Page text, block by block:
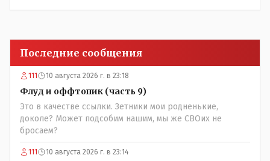
Последние сообщения
111 10 августа 2026 г. в 23:18
Флуд и оффтопик (часть 9)
Это в качестве ссылки. Зетники мои родненькие,
доколе? Может подсобим нашим, мы же СВОих не
бросаем?
111 10 августа 2026 г. в 23:14